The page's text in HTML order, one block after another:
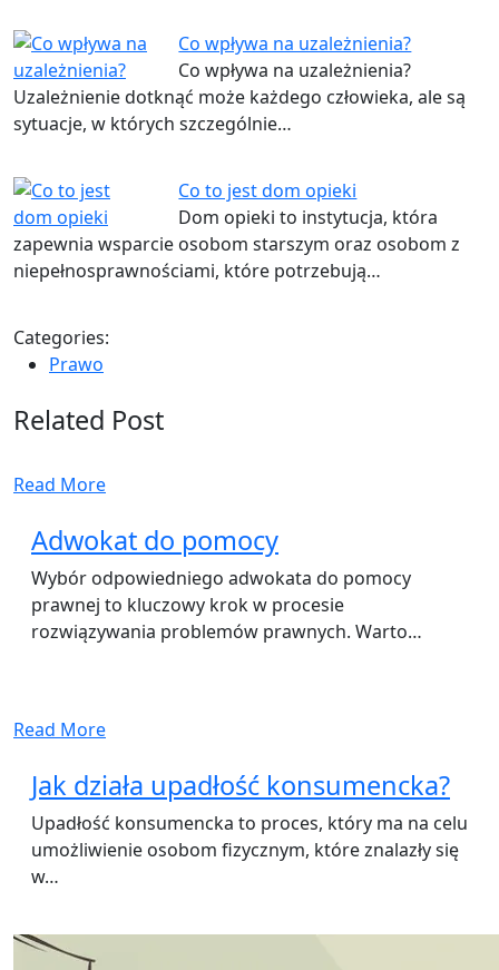
Co wpływa na uzależnienia?
Co wpływa na uzależnienia?
Uzależnienie dotknąć może każdego człowieka, ale są
sytuacje, w których szczególnie…
Co to jest dom opieki
Dom opieki to instytucja, która
zapewnia wsparcie osobom starszym oraz osobom z
niepełnosprawnościami, które potrzebują…
Categories:
Prawo
Related Post
Read More
Adwokat do pomocy
Wybór odpowiedniego adwokata do pomocy
prawnej to kluczowy krok w procesie
rozwiązywania problemów prawnych. Warto…
Read More
Jak działa upadłość konsumencka?
Upadłość konsumencka to proces, który ma na celu
umożliwienie osobom fizycznym, które znalazły się
w…